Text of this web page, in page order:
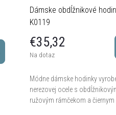
Dámske obdĺžnikové
K0119
€35,32
Na dotaz
Módne dámske hodinky
nerezovej ocele s
ružovým rámčekom a čiernym